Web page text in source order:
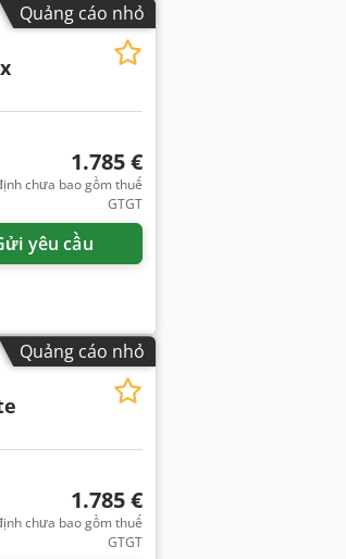
Quảng cáo nhỏ
1.785 €
chưa bao gồm thuế
GTGT
yêu cầu
Quảng cáo nhỏ
1.785 €
chưa bao gồm thuế
GTGT